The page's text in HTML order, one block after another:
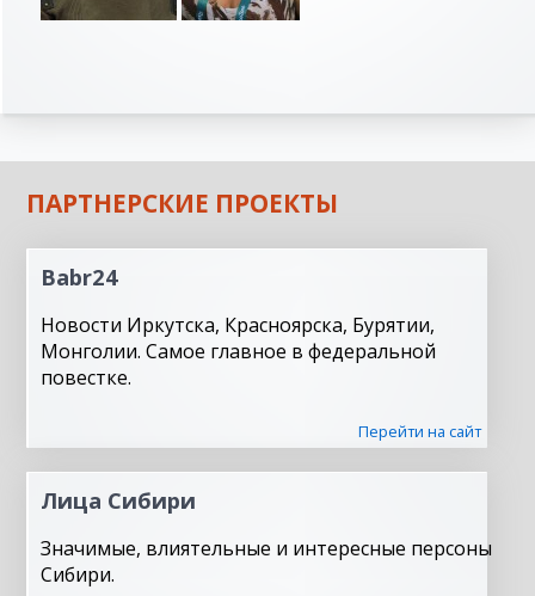
ПАРТНЕРСКИЕ ПРОЕКТЫ
Babr24
Новости Иркутска, Красноярска, Бурятии,
Монголии. Самое главное в федеральной
повестке.
Перейти на сайт
Лица Сибири
Значимые, влиятельные и интересные персоны
Сибири.